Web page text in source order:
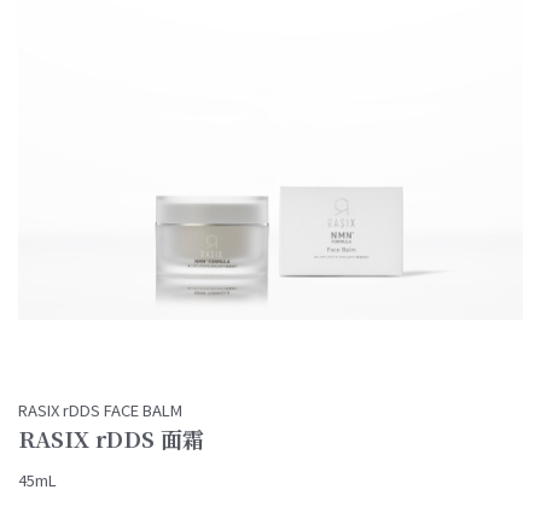
RASIX rDDS FACE BALM
RASIX rDDS 面霜
45mL